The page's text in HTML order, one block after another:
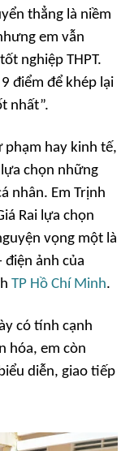
thẳng là niềm
em vẫn
nghiệp THPT.
điểm để khép lại
nhất”.
phạm hay kinh tế,
chọn những
nhân. Em Trịnh
Rai lựa chọn
vọng một là
điện ảnh của
TP Hồ Chí Minh.
có tính cạnh
hóa, em còn
diễn, giao tiếp